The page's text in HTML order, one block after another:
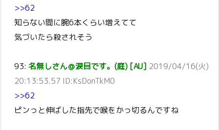
>>62
知らない間に腕6本くらい増えてて
気づいたら殺されそう
93: 名無しさん＠涙目です。(庭) [AU] 2019/04/16(火)
20:13:53.57 ID:KsDonTkM0
>>62
ピンっと伸ばした指先で喉をかっ切るんですね